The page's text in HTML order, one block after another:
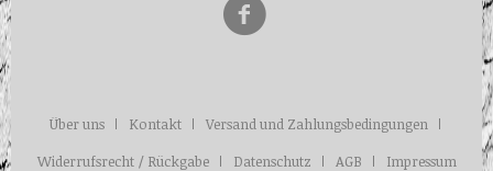
Über uns Kontakt
Versand und Zahlungsbedingungen
Widerrufsrecht / Rückgabe
Datenschutz AGB Impressum